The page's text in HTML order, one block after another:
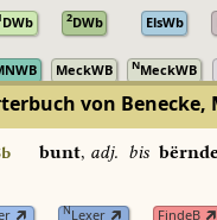
DWb 2DWb ElsWb
MeckWB NMeckWB
von
bunt, adj. bis
NLexer FindeB